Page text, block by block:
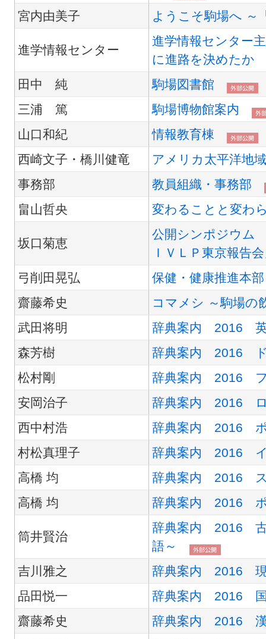
宮内由美子
ようこそ駒場へ ～
進学情報センター
進学情報センター
に進路を決めたか
田中 純
駒場図書館
三浦 篤
駒場博物館案内
山口和紀
情報教育棟
西崎文子・橋川健竜
アメリカ太平洋地
事務部
教員組織・事務部
畠山哲央
変わることと変わ
坂口菊恵
公開シンポジウム
ＩＶＬＰ東京報告
弓削田晃弘
保健・健康推進本
齋藤希史
コマメシ ～駒場の
武田将明
辞典案内 2016
森芳樹
辞典案内 2016
松村剛
辞典案内 2016
安岡治子
辞典案内 2016
西中村浩
辞典案内 2016 ポ
村松真理子
辞典案内 2016
高橋 均
辞典案内 2016
高橋 均
辞典案内 2016
筒井賢治
辞典案内 2016 古
語～
吉川雅之
辞典案内 2016 現
品田悦一
辞典案内 2016 国
齋藤希史
辞典案内 2016 漢